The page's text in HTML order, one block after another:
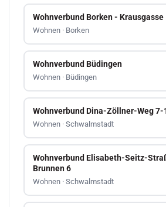
Wohnverbund Borken - Krausgasse
Wohnen · Borken
Wohnverbund Büdingen
Wohnen · Büdingen
Wohnverbund Dina-Zöllner-Weg 7-
Wohnen · Schwalmstadt
Wohnverbund Elisabeth-Seitz-
Brunnen 6
Wohnen · Schwalmstadt